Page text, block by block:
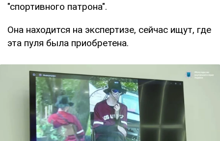
"спортивного патрона".
Она находится на экспертизе, сейчас ищут, где
эта пуля была приобретена.